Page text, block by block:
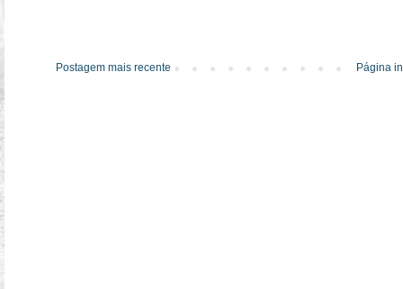
Postagem mais recente Página